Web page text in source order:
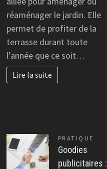
réaménager le jardin. Elle
permet de profiter de la
terrasse durant toute
l’année que ce soit…
Lire la suite
PRATIQUE
Goodies
publicitaires :